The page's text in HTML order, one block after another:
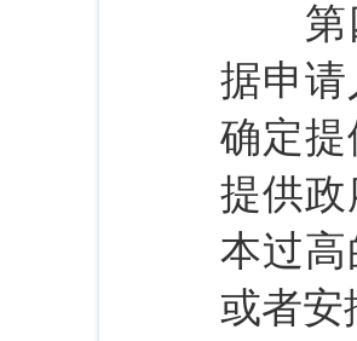
第四
据申
确定
提供
本过
或者安